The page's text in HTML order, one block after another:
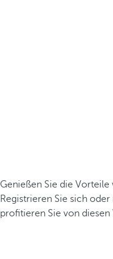
Genießen Sie die
Registrieren Sie sich
profitieren Sie von diesen